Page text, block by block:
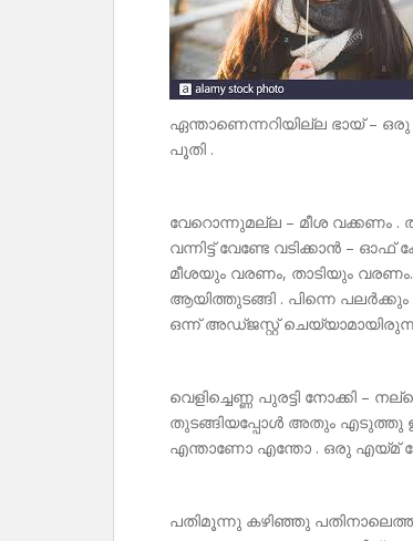
ഏന്താണെന്നറിയില്ല ഭായ് –
പൂതി .
വേറൊന്നുമല്ല – മീശ വക്കണം .
വന്നിട്ട് വേണ്ടേ വടിക്കാൻ
മീശയും വരണം, താടിയും
ആയിത്തുടങ്ങി . പിന്നെ പലർക്കും
ഒന്ന് അഡ്ജസ്റ്റ്
വെളിച്ചെണ്ണ പുരട്ടി നോക്കി –
തുടങ്ങിയപ്പോൾ അതും എടുത്തു
എന്താണോ എന്തോ . ഒരു എയ്മ്
പതിമൂന്നു കഴിഞ്ഞു